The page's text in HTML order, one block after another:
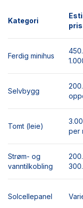
Kategori
pris
Ferdig minihus
Selvbygg
Tomt (leie)
per
Strøm- og
vanntilkobling
Solcellepanel